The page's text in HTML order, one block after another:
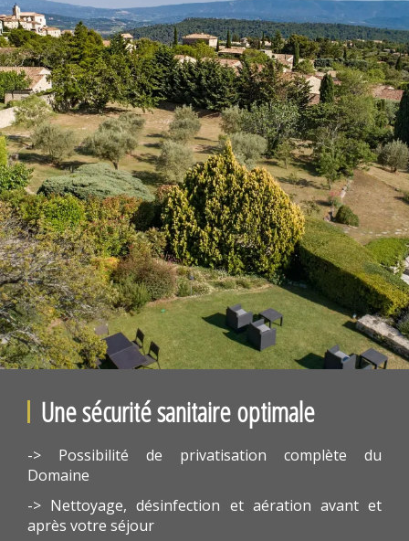
Une sécurité sanitaire optimale
-> Possibilité de privatisation complète du
Domaine
-> Nettoyage, désinfection et aération avant et
après votre séjour